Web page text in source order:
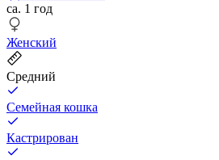
ca. 1 год
Женский
Средний
Семейная кошка
Кастрирован